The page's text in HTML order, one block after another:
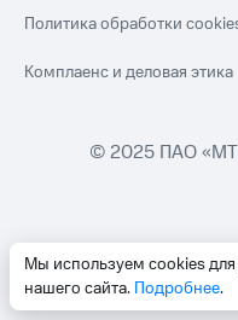
Мы используем cookies
нашего сайта. Подробнее.
Политика обработки
Комплаенс и деловая этика
© 2025 ПАО